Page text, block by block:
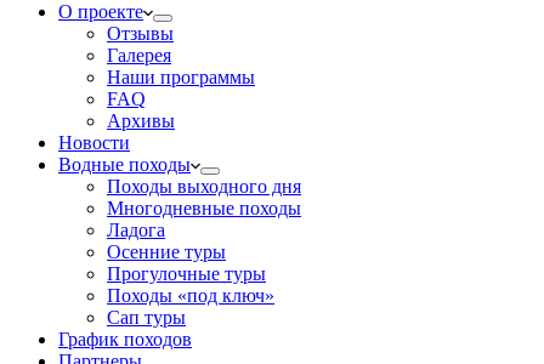
О проекте
Отзывы
Галерея
Наши программы
FAQ
Архивы
Новости
Водные походы
Походы выходного дня
Многодневные походы
Ладога
Осенние туры
Прогулочные туры
Походы «под ключ»
Сап туры
График походов